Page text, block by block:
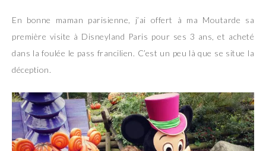
En bonne maman parisienne, j’ai offert à ma Moutarde sa
première visite à Disneyland Paris pour ses 3 ans, et acheté
dans la foulée le pass francilien. C’est un peu là que se situe la
déception.